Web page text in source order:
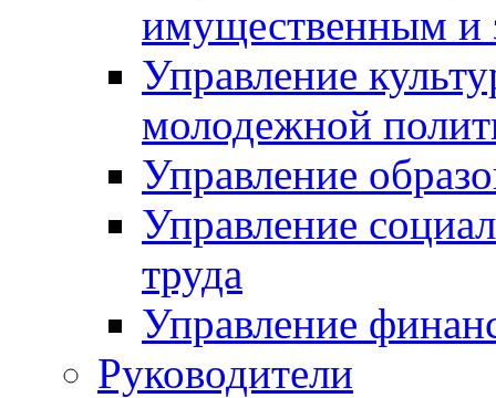
имущественным и
Управление
молодежной
Управление
Управление
труда
Управление
Руководители